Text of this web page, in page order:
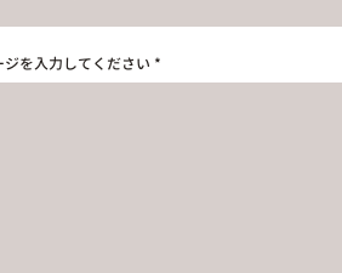
ジを入力してください